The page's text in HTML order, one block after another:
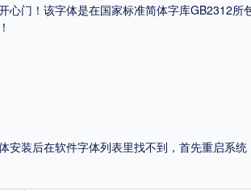
心门！该字体是在国家标准简体字库GB2312
安装后在软件字体列表里找不到，首先重启系